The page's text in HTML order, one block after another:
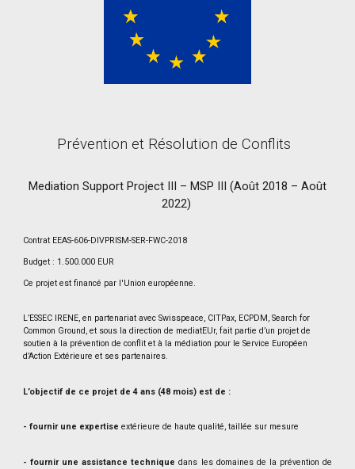
Prévention et Résolution de Conflits
Mediation Support Project III – MSP III (Août 2018 – Août
2022)
Contrat EEAS-606-DIVPRISM-SER-FWC-2018
Budget : 1.500.000 EUR
Ce projet est financé par l'Union européenne.
L’ESSEC IRENE, en partenariat avec Swisspeace, CITPax, ECPDM, Search for
Common Ground, et sous la direction de mediatEUr, fait partie d’un projet de
soutien à la prévention de conflit et à la médiation pour le Service Européen
d’Action Extérieure et ses partenaires.
L’objectif de ce projet de 4 ans (48 mois) est de :
- fournir une expertiseextérieure de haute qualité, taillée sur mesure
- fournir une assistance technique dans les domaines de la prévention de